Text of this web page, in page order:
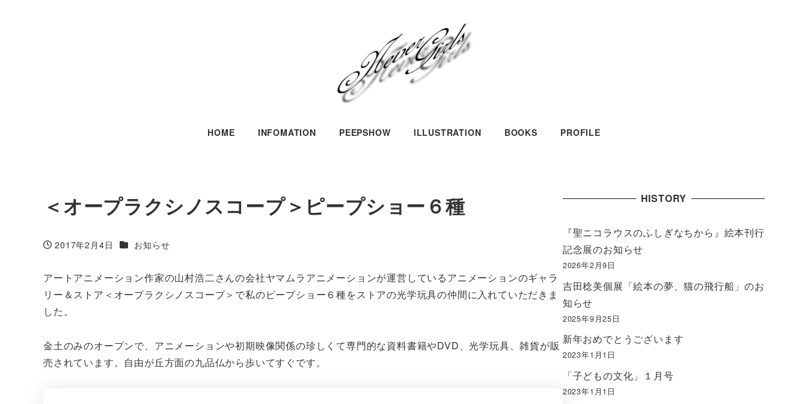
HOME INFOMATION PEEPSHOW ILLUSTRATION BOOKS PROFILE
＜オープラクシノスコープ＞ピープショー６種
投稿日
2017年2月4日 カテゴリー
お知らせ
アートアニメーション作家の山村浩二さんの会社ヤマムラアニメーションが運営しているアニメーションのギャラ
リー＆ストア＜オープラクシノスコープ＞で私のピープショー６種をストアの光学玩具の仲間に入れていただきま
した。
金土のみのオープンで、アニメーションや初期映像関係の珍しくて専門的な資料書籍やDVD、光学玩具、雑貨が販
売されています。自由が丘方面の九品仏から歩いてすぐです。
HISTORY
『聖ニコラウスのふしぎなちから』絵本刊行
記念展のお知らせ
2026年2月9日
吉田稔美個展「絵本の夢、猫の飛行船」のお
知らせ
2025年9月25日
新年おめでとうございます
2023年1月1日
「子どもの文化」１月号
2023年1月1日